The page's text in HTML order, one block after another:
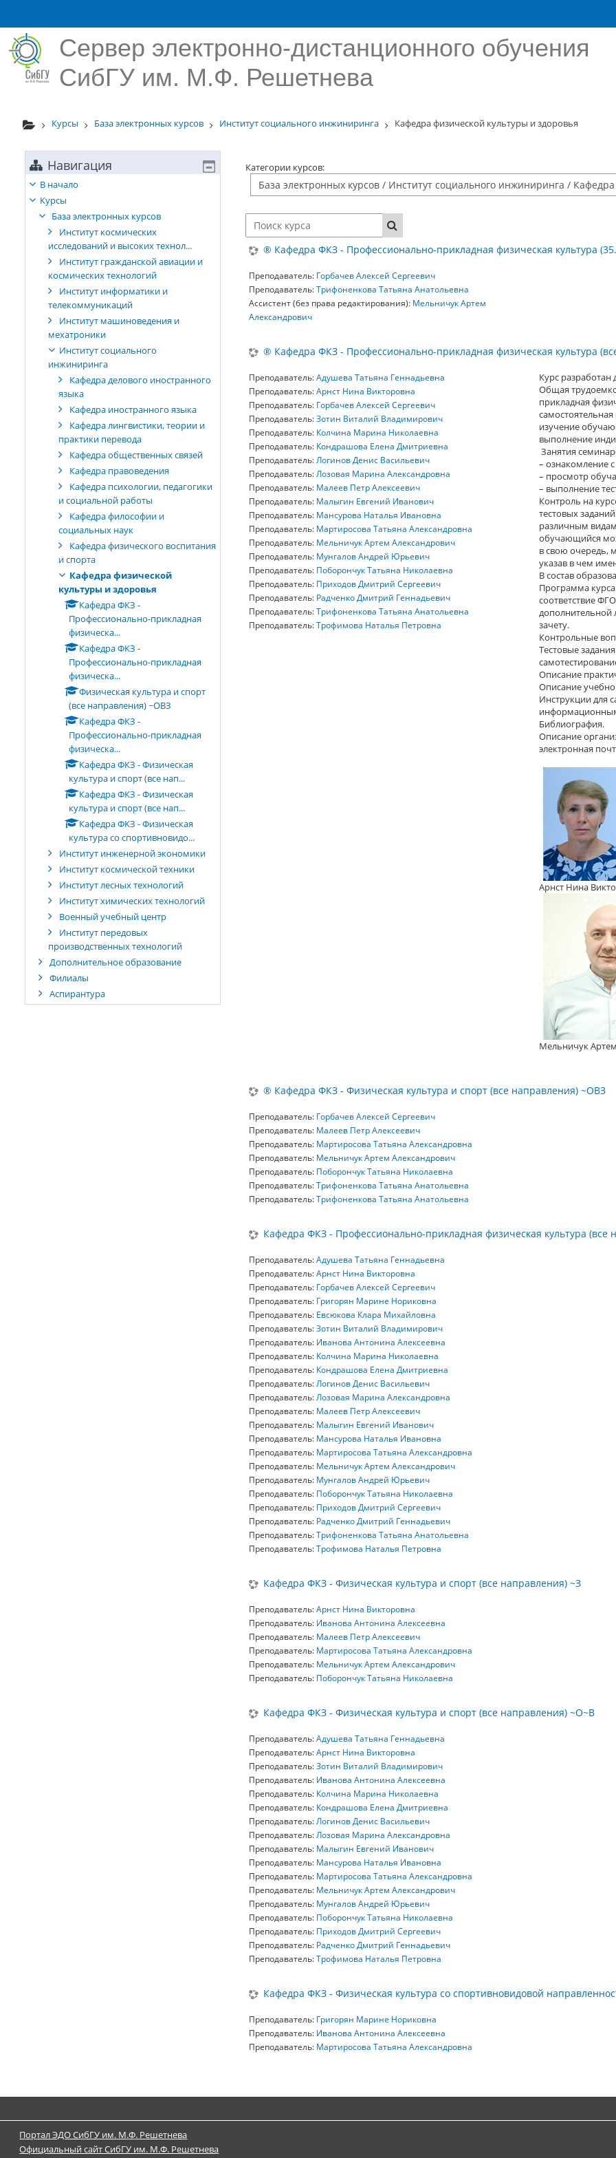
Сервер электронно-дистанционного обучения
СибГУ им. М.Ф. Решетнева
Курсы База электронных курсов Институт социального инжиниринга Кафедра физической культуры и здоровья
Категории курсов:
Поиск курса
Поиск курса
® Кафедра ФКЗ - Профессионально-прикладная физическая культура
Преподаватель: Горбачев Алексей Сергеевич
Преподаватель:Трифоненкова Татьяна Анатольевна
Ассистент (без права редактирования): Мельничук Артем
Александрович
® Кафедра ФКЗ - Профессионально-прикладная физическая культура
Курс разработан
Общая
прикладная
изучение
выполнение
Занятия
– ознакомление
– просмотр
– выполнение
Контроль на
тестовых
различным
обучающийся
в свою очередь,
указав в чем
B состав
Программа
соответствие
дополнительной
зачету.
Контрольные
Тестовые
Описание
Описание учебно
Инструкции для
Библиография.
Описание
электронная
Арнст Нина
Мельничук
Преподаватель:Адушева Татьяна Геннадьевна
Преподаватель:Арнст Нина Викторовна
Преподаватель: Горбачев Алексей Сергеевич
Преподаватель:Зотин Виталий Владимирович
Преподаватель: Колчина Марина Николаевна
Преподаватель: Кондрашова Елена Дмитриевна
Преподаватель:Логинов Денис Васильевич
Преподаватель:Лозовая Марина Александровна
Преподаватель: Малеев Петр Алексеевич
Преподаватель: Малыгин Евгений Иванович
Преподаватель: Мансурова Наталья Ивановна
Преподаватель: Мартиросова Татьяна Александровна
Преподаватель: Мельничук Артем Александрович
Преподаватель: Мунгалов Андрей Юрьевич
Преподаватель: Поборончук Татьяна Николаевна
Преподаватель: Приходов Дмитрий Сергеевич
Преподаватель: Радченко Дмитрий Геннадьевич
Преподаватель:Трифоненкова Татьяна Анатольевна
Преподаватель:Трофимова Наталья Петровна
® Кафедра ФКЗ - Физическая культура и спорт (все направления) ~ОВЗ
Преподаватель: Горбачев Алексей Сергеевич
Преподаватель: Малеев Петр Алексеевич
Преподаватель: Мартиросова Татьяна Александровна
Преподаватель: Мельничук Артем Александрович
Преподаватель: Поборончук Татьяна Николаевна
Преподаватель:Трифоненкова Татьяна Анатольевна
Преподаватель:Трифоненкова Татьяна Анатольевна
Кафедра ФКЗ - Профессионально-прикладная физическая культура (все
Преподаватель:Адушева Татьяна Геннадьевна
Преподаватель:Арнст Нина Викторовна
Преподаватель: Горбачев Алексей Сергеевич
Преподаватель: Григорян Марине Нориковна
Преподаватель: Евсюкова Клара Михайловна
Преподаватель:Зотин Виталий Владимирович
Преподаватель: Иванова Антонина Алексеевна
Преподаватель: Колчина Марина Николаевна
Преподаватель: Кондрашова Елена Дмитриевна
Преподаватель:Логинов Денис Васильевич
Преподаватель:Лозовая Марина Александровна
Преподаватель: Малеев Петр Алексеевич
Преподаватель: Малыгин Евгений Иванович
Преподаватель: Мансурова Наталья Ивановна
Преподаватель: Мартиросова Татьяна Александровна
Преподаватель: Мельничук Артем Александрович
Преподаватель: Мунгалов Андрей Юрьевич
Преподаватель: Поборончук Татьяна Николаевна
Преподаватель: Приходов Дмитрий Сергеевич
Преподаватель: Радченко Дмитрий Геннадьевич
Преподаватель:Трифоненкова Татьяна Анатольевна
Преподаватель:Трофимова Наталья Петровна
Кафедра ФКЗ - Физическая культура и спорт (все направления) ~З
Преподаватель:Арнст Нина Викторовна
Преподаватель: Иванова Антонина Алексеевна
Преподаватель: Малеев Петр Алексеевич
Преподаватель: Мартиросова Татьяна Александровна
Преподаватель: Мельничук Артем Александрович
Преподаватель: Поборончук Татьяна Николаевна
Кафедра ФКЗ - Физическая культура и спорт (все направления) ~О~В
Преподаватель:Адушева Татьяна Геннадьевна
Преподаватель:Арнст Нина Викторовна
Преподаватель:Зотин Виталий Владимирович
Преподаватель: Иванова Антонина Алексеевна
Преподаватель: Колчина Марина Николаевна
Преподаватель: Кондрашова Елена Дмитриевна
Преподаватель:Логинов Денис Васильевич
Преподаватель:Лозовая Марина Александровна
Преподаватель: Малыгин Евгений Иванович
Преподаватель: Мансурова Наталья Ивановна
Преподаватель: Мартиросова Татьяна Александровна
Преподаватель: Мельничук Артем Александрович
Преподаватель: Мунгалов Андрей Юрьевич
Преподаватель: Поборончук Татьяна Николаевна
Преподаватель: Приходов Дмитрий Сергеевич
Преподаватель: Радченко Дмитрий Геннадьевич
Преподаватель:Трофимова Наталья Петровна
Кафедра ФКЗ - Физическая культура со спортивновидовой
Преподаватель: Григорян Марине Нориковна
Преподаватель: Иванова Антонина Алексеевна
Преподаватель: Мартиросова Татьяна Александровна
Навигация
В начало
Курсы
База электронных курсов
Институт космических
исследований и высоких технол...
Институт гражданской авиации и
космических технологий
Институт информатики и
телекоммуникаций
Институт машиноведения и
мехатроники
Институт социального
инжиниринга
Кафедра делового иностранного
языка
Кафедра иностранного языка
Кафедра лингвистики, теории и
практики перевода
Кафедра общественных связей
Кафедра правоведения
Кафедра психологии, педагогики
и социальной работы
Кафедра философии и
социальных наук
Кафедра физического воспитания
и спорта
Кафедра физической
культуры и здоровья
Кафедра ФКЗ -
Профессионально-прикладная
физическа...
Кафедра ФКЗ -
Профессионально-прикладная
физическа...
Физическая культура и спорт
(все направления) ~ОВЗ
Кафедра ФКЗ -
Профессионально-прикладная
физическа...
Кафедра ФКЗ - Физическая
культура и спорт (все нап...
Кафедра ФКЗ - Физическая
культура и спорт (все нап...
Кафедра ФКЗ - Физическая
культура со спортивновидо...
Институт инженерной экономики
Институт космической техники
Институт лесных технологий
Институт химических технологий
Военный учебный центр
Институт передовых
производственных технологий
Дополнительное образование
Филиалы
Аспирантура
Портал ЭДО СибГУ им. М.Ф. Решетнева
Официальный сайт СибГУ им. М.Ф. Решетнева